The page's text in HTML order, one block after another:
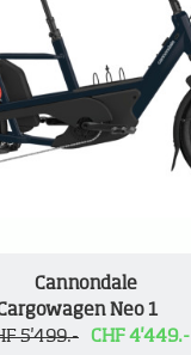
Cannondale
Neo 1
5'499.-
CHF 4'449.-